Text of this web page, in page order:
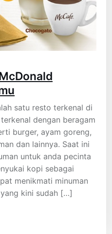
satu resto terkenal di
dengan beragam
burger, ayam goreng,
dan lainnya. Saat ini
untuk anda pecinta
kopi sebagai
menikmati minuman
kini sudah […]